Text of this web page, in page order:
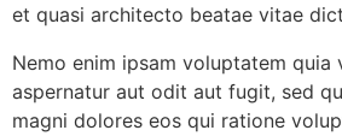
et quasi architecto beatae vitae
Nemo enim ipsam voluptatem quia
aspernatur aut odit aut fugit, sed
magni dolores eos qui ratione